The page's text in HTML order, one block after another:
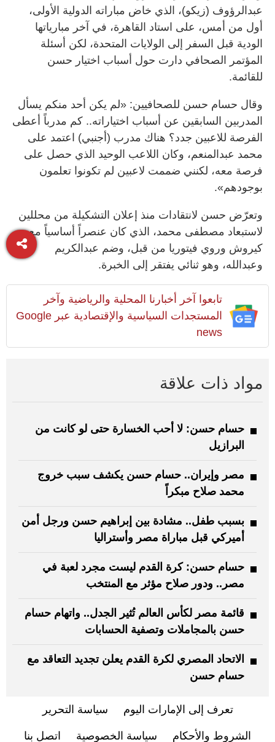
عبدالرؤوف (زيكو)، الذي خاض مباراته الدولية الأولى،
أول من أمس، على استاد القاهرة، في آخر مبارياتها
الودية قبل السفر إلى الولايات المتحدة، لكن أسئلة
المؤتمر الصحافي دارت حول أسباب اختيار ‌حسن
للقائمة.
وقال حسام حسن للصحافيين: «لم يكن أحد منكم يسأل
المدربين السابقين عن أسباب اختياراته.. كم مدرباً أعطى
الفرصة للاعبين جدد؟ هناك مدرب (أجنبي) اعتمد على
محمد ‌عبدالمنعم، وكان اللاعب الوحيد ‌الذي حصل على
فرصة معه، لكنني ضممت لاعبين لم تكونوا تعلمون
بوجودهم».
وتعرّض حسن ​لانتقادات منذ إعلان ⁠التشكيلة من محللين
⁠لاستبعاد مصطفى محمد، الذي كان عنصراً أساسياً مع
كيروش وروي فيتوريا من قبل، وضم عبدالكريم
وعبدالله، وهو ثنائي يفتقر إلى الخبرة.
تابعوا آخر أخبارنا المحلية والرياضية وآخر
المستجدات السياسية والإقتصادية عبر Google
news
مواد ذات علاقة
حسام حسن: لا أحب الخسارة حتى لو كانت من
البرازيل
مصر وإيران.. حسام حسن يكشف سبب خروج
محمد صلاح مبكراً
بسبب طفل.. مشادة بين إبراهيم حسن ورجل أمن
أميركي قبل مباراة مصر وأستراليا
حسام حسن: كرة القدم ليست مجرد لعبة في
مصر.. ودور صلاح مؤثر مع المنتخب
قائمة مصر لكأس العالم تُثير الجدل.. واتهام حسام
حسن بالمجاملات وتصفية الحسابات
الاتحاد المصري لكرة القدم يعلن تجديد التعاقد مع
حسام حسن
تعرف إلى الإمارات اليوم سياسة التحرير
الشروط والأحكام سياسة الخصوصية اتصل بنا